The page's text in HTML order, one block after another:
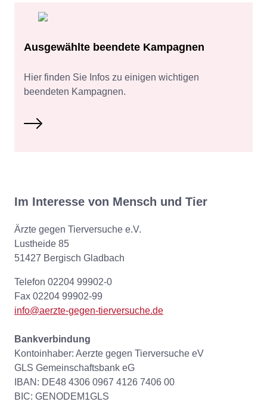
Ausgewählte beendete Kampagnen
Hier finden Sie Infos zu einigen wichtigen
beendeten Kampagnen.
Im Interesse von Mensch und Tier
Ärzte gegen Tierversuche e.V.
Lustheide 85
51427 Bergisch Gladbach
Telefon 02204 99902-0
Fax 02204 99902-99
info@aerzte-gegen-tierversuche.de
Bankverbindung
Kontoinhaber: Aerzte gegen Tierversuche eV
GLS Gemeinschaftsbank eG
IBAN: DE48 4306 0967 4126 7406 00
BIC: GENODEM1GLS